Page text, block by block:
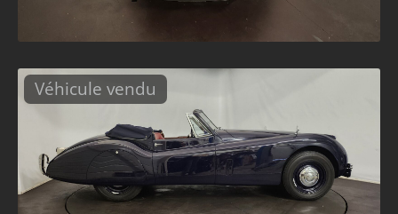
Véhicule vendu